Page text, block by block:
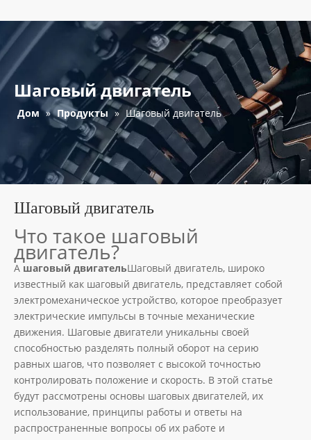
Шаговый двигатель
Дом » Продукты » Шаговый двигатель
Шаговый двигатель
Что такое шаговый
двигатель?
A шаговый двигательШаговый двигатель, широко
известный как шаговый двигатель, представляет собой
электромеханическое устройство, которое преобразует
электрические импульсы в точные механические
движения. Шаговые двигатели уникальны своей
способностью разделять полный оборот на серию
равных шагов, что позволяет с высокой точностью
контролировать положение и скорость. В этой статье
будут рассмотрены основы шаговых двигателей, их
использование, принципы работы и ответы на
распространенные вопросы об их работе и